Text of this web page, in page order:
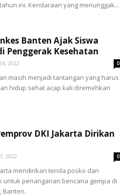
ini. Kendaraan yang menunggak...
Banten Ajak Siswa
Penggerak Kesehatan
2022 0
masih menjadi tantangan yang harus
hidup sehat acap kali diremehkan
DKI Jakarta Dirikan
2022 0
mendirikan tenda posko dan
penanganan bencana gempa di
Banten.